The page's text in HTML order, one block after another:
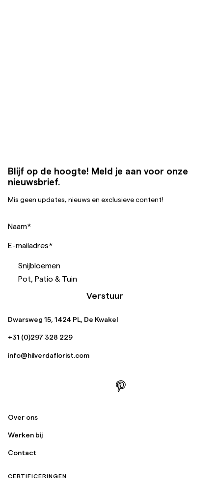
Blijf op de hoogte! Meld je aan voor onze
nieuwsbrief.
Mis geen updates, nieuws en exclusieve content!
Naam*
E-mailadres*
Snijbloemen
Pot, Patio & Tuin
Verstuur
Dwarsweg 15, 1424 PL, De Kwakel
+31 (0)297 328 229
info@hilverdaflorist.com
Over ons
Werken bij
Contact
CERTIFICERINGEN